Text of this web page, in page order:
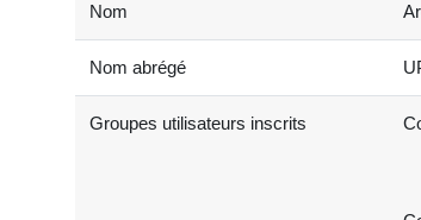
Nom
Nom abrégé
Groupes utilisateurs inscrits